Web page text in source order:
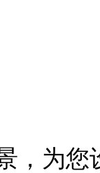
，为